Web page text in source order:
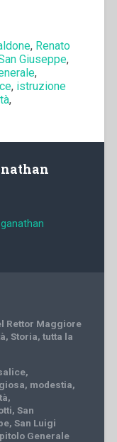
, Renato
Giuseppe,
,
, istruzione
,
Rettor Maggiore
, Storia, tutta la
,
, modestia,
,
, San
, San Luigi
Generale